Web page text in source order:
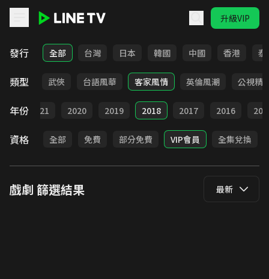
升級VIP
LINE TV - 戲劇
發行 全部 台灣 日本 韓國 中國 香港 泰
類型
時代 武俠 台語風華 客家風情 英倫風潮 公視精
年份 2021 2020 2019 2018 2017 2016
資格 全部 免費 部分免費 VIP會員 全集兌換
戲劇 篩選結果 最新